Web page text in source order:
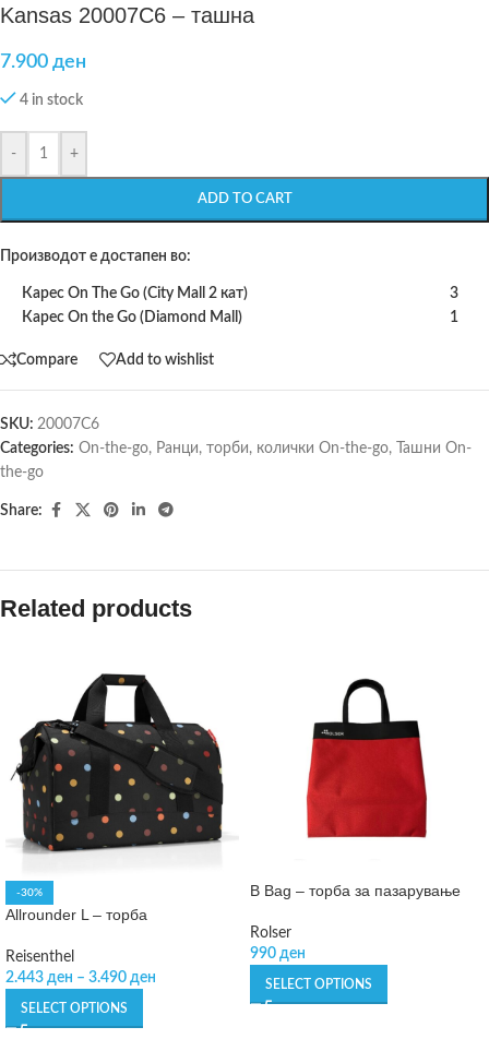
Kansas 20007C6 – ташна
7.900 ден
4 in stock
- +
ADD TO CART
Производот е достапен во:
Карес On The Go (City Mall 2 кат)
3
Карес On the Go (Diamond Mall)
1
Compare Add to wishlist
SKU: 20007C6
Categories: On-the-go, Ранци, торби, колички On-the-go,
Ташни On-
the-go
Share:
Related products
-30%
Allrounder L – торба
Reisenthel
2.443 ден – 3.490 ден
SELECT OPTIONS
B Bag – торба за пазарување
Rolser
990 ден
SELECT OPTIONS